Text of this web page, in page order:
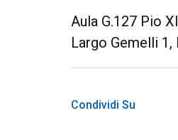
Aula G.127 Pio XI
Largo Gemelli 1,
Condividi Su